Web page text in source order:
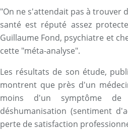
"On ne s'attendait pas à trouver
santé est réputé assez
Guillaume Fond, psychiatre et
cette "méta-analyse".
Les résultats de son étude,
montrent que près d'un
moins d'un symptôme de
déshumanisation (sentiment
perte de satisfaction